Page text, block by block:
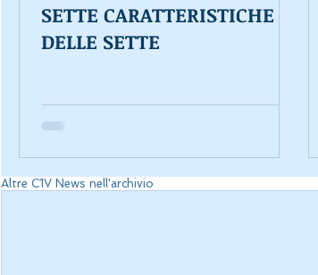
SETTE CARATTERISTICHE
DELLE SETTE
Altre C1V News nell'archivio